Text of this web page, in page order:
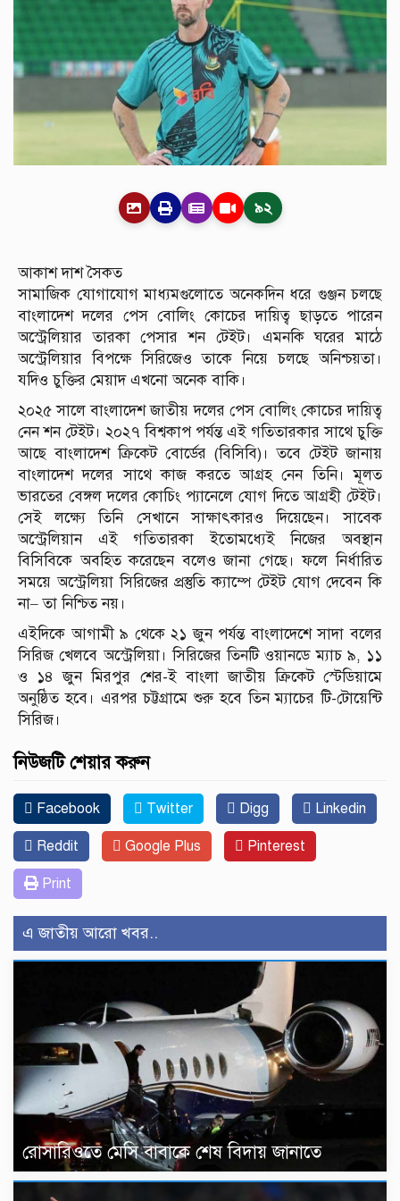
৯২
আকাশ দাশ সৈকত
সামাজিক যোগাযোগ মাধ্যমগুলোতে অনেকদিন ধরে গুঞ্জন চলছে
বাংলাদেশ দলের পেস বোলিং কোচের দায়িত্ব ছাড়তে পারেন
অস্ট্রেলিয়ার তারকা পেসার শন টেইট। এমনকি ঘরের মাঠে
অস্ট্রেলিয়ার বিপক্ষে সিরিজেও তাকে নিয়ে চলছে অনিশ্চয়তা।
যদিও চুক্তির মেয়াদ এখনো অনেক বাকি।
২০২৫ সালে বাংলাদেশ জাতীয় দলের পেস বোলিং কোচের দায়িত্ব
নেন শন টেইট। ২০২৭ বিশ্বকাপ পর্যন্ত এই গতিতারকার সাথে চুক্তি
আছে বাংলাদেশ ক্রিকেট বোর্ডের (বিসিবি)। তবে টেইট জানায়
বাংলাদেশ দলের সাথে কাজ করতে আগ্রহ নেন তিনি। মূলত
ভারতের বেঙ্গল দলের কোচিং প্যানেলে যোগ দিতে আগ্রহী টেইট।
সেই লক্ষ্যে তিনি সেখানে সাক্ষাৎকারও দিয়েছেন। সাবেক
অস্ট্রেলিয়ান এই গতিতারকা ইতোমধ্যেই নিজের অবস্থান
বিসিবিকে অবহিত করেছেন বলেও জানা গেছে। ফলে নির্ধারিত
সময়ে অস্ট্রেলিয়া সিরিজের প্রস্তুতি ক্যাম্পে টেইট যোগ দেবেন কি
না– তা নিশ্চিত নয়।
এইদিকে আগামী ৯ থেকে ২১ জুন পর্যন্ত বাংলাদেশে সাদা বলের
সিরিজ খেলবে অস্ট্রেলিয়া। সিরিজের তিনটি ওয়ানডে ম্যাচ ৯, ১১
ও ১৪ জুন মিরপুর শের-ই বাংলা জাতীয় ক্রিকেট স্টেডিয়ামে
অনুষ্ঠিত হবে। এরপর চট্টগ্রামে শুরু হবে তিন ম্যাচের টি-টোয়েন্টি
সিরিজ।
নিউজটি শেয়ার করুন
Facebook Twitter Digg Linkedin
Reddit Google Plus Pinterest
Print
এ জাতীয় আরো খবর..
রোসারিওতে মেসি বাবাকে শেষ বিদায় জানাতে